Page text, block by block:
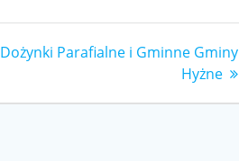
Następny
Dożynki Parafialne i Gminne Gminy
Hyżne